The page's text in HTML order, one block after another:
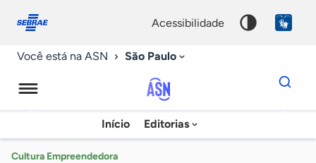
conosco
acessibilidade
Você está na ASN São Paulo
Agência
Sebrae
Início Editorias
Dados
para
chave
Cultura Empreendedora